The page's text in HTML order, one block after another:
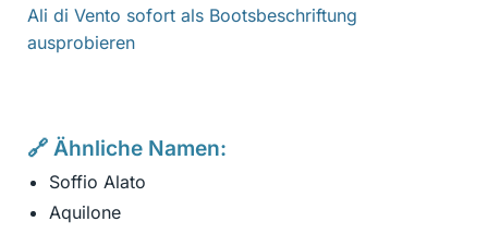
Ali di Vento sofort als Bootsbeschriftung
ausprobieren
🔗 Ähnliche Namen:
Soffio Alato
Aquilone